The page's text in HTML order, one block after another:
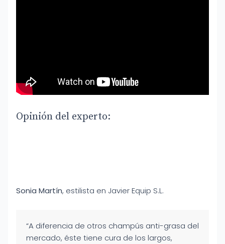
Opinión del experto:
Sonia Martín, estilista en Javier Equip S.L.
“A diferencia de otros champús anti-grasa del
mercado, éste tiene cura de los largos,